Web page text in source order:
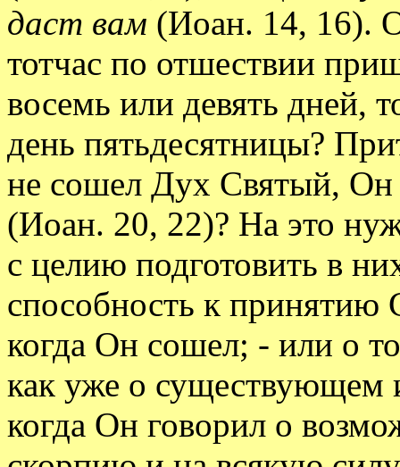
даст вам (Иоан. 14, 16).
тотчас по отшествии
восемь или девять дней,
день пятьдесятницы?
не сошел Дух Святый,
(Иоан. 20, 22)? На это
с целию подготовить в
способность к
когда Он сошел; - или о
как уже о существующем
когда Он говорил о